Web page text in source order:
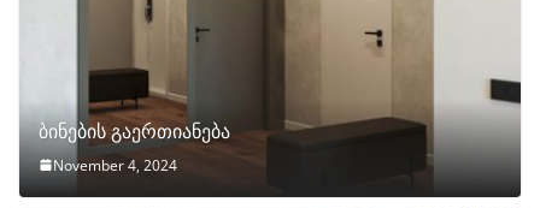
ბინების გაერთიანება
November 4, 2024